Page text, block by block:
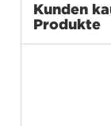
Kunden
Produkte